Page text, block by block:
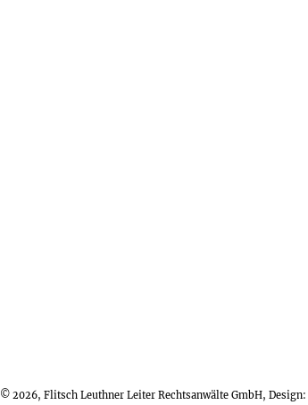
© 2026, Flitsch Leuthner Leiter Rechtsanwälte GmbH, Design: